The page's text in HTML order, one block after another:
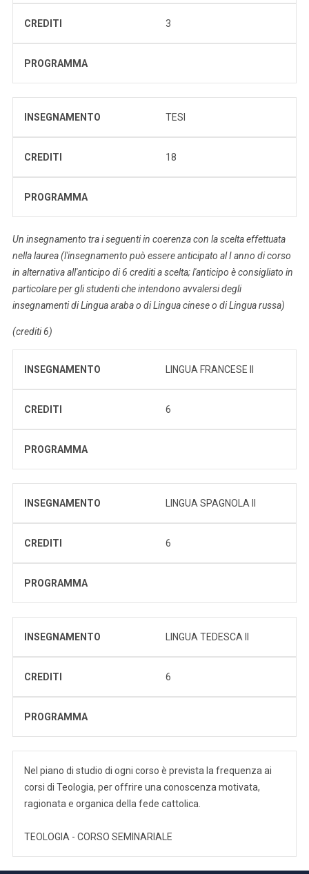
CREDITI 3
PROGRAMMA
INSEGNAMENTO TESI
CREDITI 18
PROGRAMMA
Un insegnamento tra i seguenti in coerenza con la scelta effettuata
nella laurea (l'insegnamento può essere anticipato al I anno di corso
in alternativa all'anticipo di 6 crediti a scelta; l'anticipo è consigliato in
particolare per gli studenti che intendono avvalersi degli
insegnamenti di Lingua araba o di Lingua cinese o di Lingua russa)
(crediti 6)
INSEGNAMENTO LINGUA FRANCESE II
CREDITI 6
PROGRAMMA
INSEGNAMENTO LINGUA SPAGNOLA II
CREDITI 6
PROGRAMMA
INSEGNAMENTO LINGUA TEDESCA II
CREDITI 6
PROGRAMMA
Nel piano di studio di ogni corso è prevista la frequenza ai
corsi di Teologia, per offrire una conoscenza motivata,
ragionata e organica della fede cattolica.
TEOLOGIA - CORSO SEMINARIALE